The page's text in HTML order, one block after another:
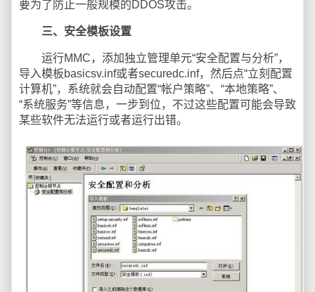
要为了防止一般规模的DDOS攻击。
三、安全模板设置
运行MMC，添加独立管理单元“安全配置与分析”，
导入模板basicsv.inf或者securedc.inf，然后点“立刻配置
计算机”，系统就会自动配置“帐户策略”、“本地策略”、
“系统服务”等信息，一步到位，不过这些配置可能会导致
某些软件无法运行或者运行出错。